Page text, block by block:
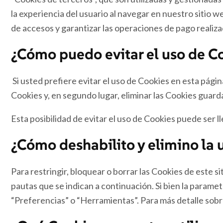
la experiencia del usuario al navegar en nuestro sitio
de accesos y garantizar las operaciones de pago
¿Cómo puedo evitar el uso de
Si usted prefiere evitar el uso de Cookies en esta
Cookies y, en segundo lugar, eliminar las Cookies
Esta posibilidad de evitar el uso de Cookies puede ser
¿Cómo deshabilito y elimino la
Para restringir, bloquear o borrar las Cookies de este
pautas que se indican a continuación. Si bien la
“Preferencias” o “Herramientas”. Para más detalle